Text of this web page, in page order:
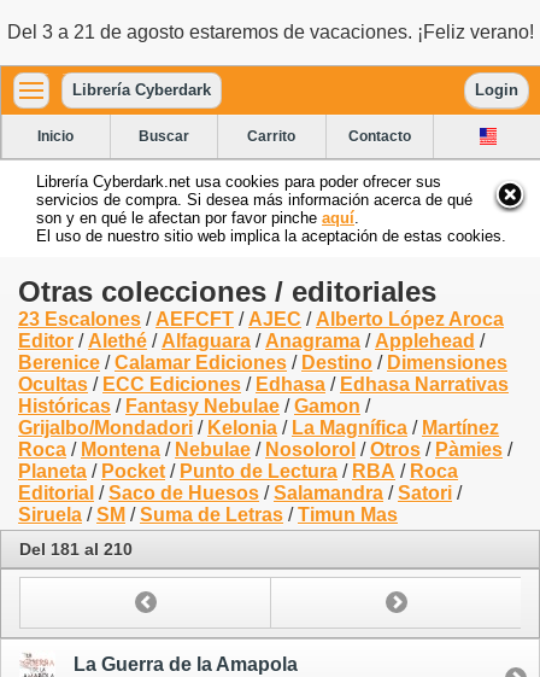
Del 3 a 21 de agosto estaremos de vacaciones. ¡Feliz verano!
Librería Cyberdark Login
Inicio Buscar Carrito Contacto
Librería Cyberdark.net usa cookies para poder ofrecer sus
servicios de compra. Si desea más información acerca de qué
son y en qué le afectan por favor pinche aquí
El uso de nuestro sitio web implica la aceptación de estas cookies.
Otras colecciones / editoriales
23 Escalones / AEFCFT / AJEC / Alberto López Aroca
Editor / Alethé / Alfaguara / Anagrama / Applehead /
Berenice /Calamar Ediciones / Destino / Dimensiones
Ocultas / ECC Ediciones / Edhasa / Edhasa Narrativas
Históricas / Fantasy Nebulae /Gamon /
Grijalbo/Mondadori / Kelonia / La Magnífica / Martínez
Roca / Montena / Nebulae / Nosolorol /Otros / Pàmies /
Planeta / Pocket / Punto de Lectura / RBA / Roca
Editorial /Saco de Huesos /Salamandra /Satori /
Siruela /SM /Suma de Letras /Timun Mas
Del 181 al 210
La Guerra de la Amapola